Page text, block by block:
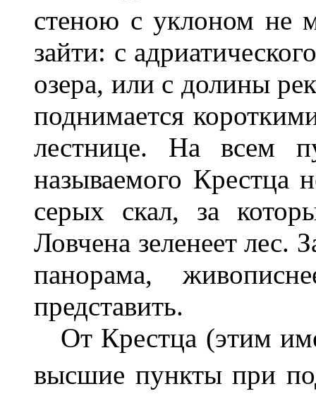
стеною с уклоном не
зайти: с
озера, или с долины
поднимается
лестнице. На всем
называемого Крестца
серых скал, за
Ловчена зеленеет лес.
панорама,
представить.
От Крестца (этим
высшие пункты при